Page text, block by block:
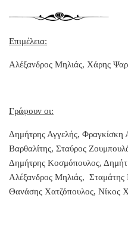
Επιμέλεια:
Αλέξανδρος Μηλιάς, Χάρης
Γράφουν οι:
Δημήτρης Αγγελής, Φραγκίσκη
Βαρθαλίτης, Σταύρος
Δημήτρης Κοσμόπουλος,
Αλέξανδρος Μηλιάς, Σταμάτης
Θανάσης Χατζόπουλος, Νίκος